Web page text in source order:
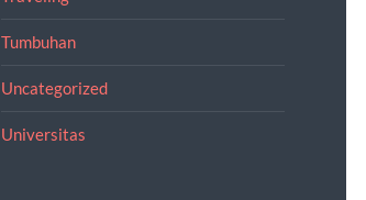
Tumbuhan
Uncategorized
Universitas